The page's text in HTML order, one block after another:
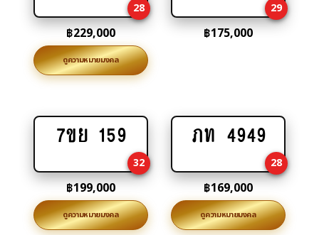
cart
28
฿229,000
ดูความหมายมงคล
cart
29
฿175,000
Add
cart
7ขย 159
32
฿199,000
ดูความหมายมงคล
Add
cart
ภท 4949
28
฿169,000
ดูความหมายมงคล